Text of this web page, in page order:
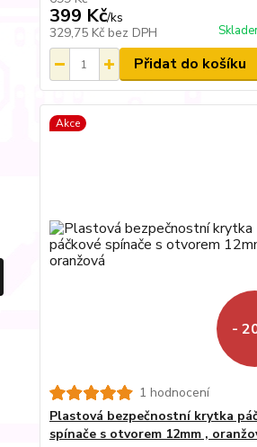
399 Kč/ks
329,75 Kč bez DPH
Přidat do košíku
Akce
-
1 hodnocení
Plastová bezpečnostní krytka
spínače s otvorem 12mm ,